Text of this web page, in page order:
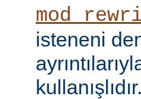
isteneni
kullanışlıdır.